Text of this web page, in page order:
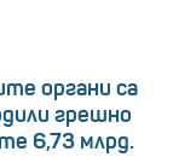
органи са
грешно
6,73 млрд.